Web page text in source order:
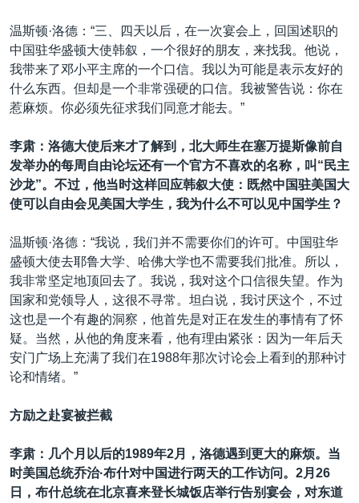
温斯顿·洛德：“三、四天以后，在一次宴会上，回国述职的
中国驻华盛顿大使韩叙，一个很好的朋友，来找我。他说，
我带来了邓小平主席的一个口信。我以为可能是表示友好的
什么东西。但却是一个非常强硬的口信。我被警告说：你在
惹麻烦。你必须先征求我们同意才能去。”
李肃：洛德大使后来才了解到，北大师生在塞万提斯像前自
发举办的每周自由论坛还有一个官方不喜欢的名称，叫“ 民主
沙龙”。不过，他当时这样回应韩叙大使：既然中国驻美国大
使可以自由会见美国大学生，我为什么不可以见中国学生？
温斯顿·洛德：“我说，我们并不需要你们的许可。中国驻华
盛顿大使去耶鲁大学、哈佛大学也不需要我们批准。所以，
我非常坚定地顶回去了。我说，我对这个口信很失望。作为
国家和党领导人，这很不寻常。坦白说，我讨厌这个，不过
这也是一个有趣的洞察，他首先是对正在发生的事情有了怀
疑。当然，从他的角度来看，他有理由紧张：因为一年后天
安门广场上充满了我们在1988年那次讨论会上看到的那种讨
论和情绪。”
方励之赴宴被拦截
李肃：几个月以后的1989年2月，洛德遇到更大的麻烦。当
时美国总统乔治·布什对中国进行两天的工作访问。 2月 26
日，布什总统在北京喜来登长城饭店举行告别宴会，对东道